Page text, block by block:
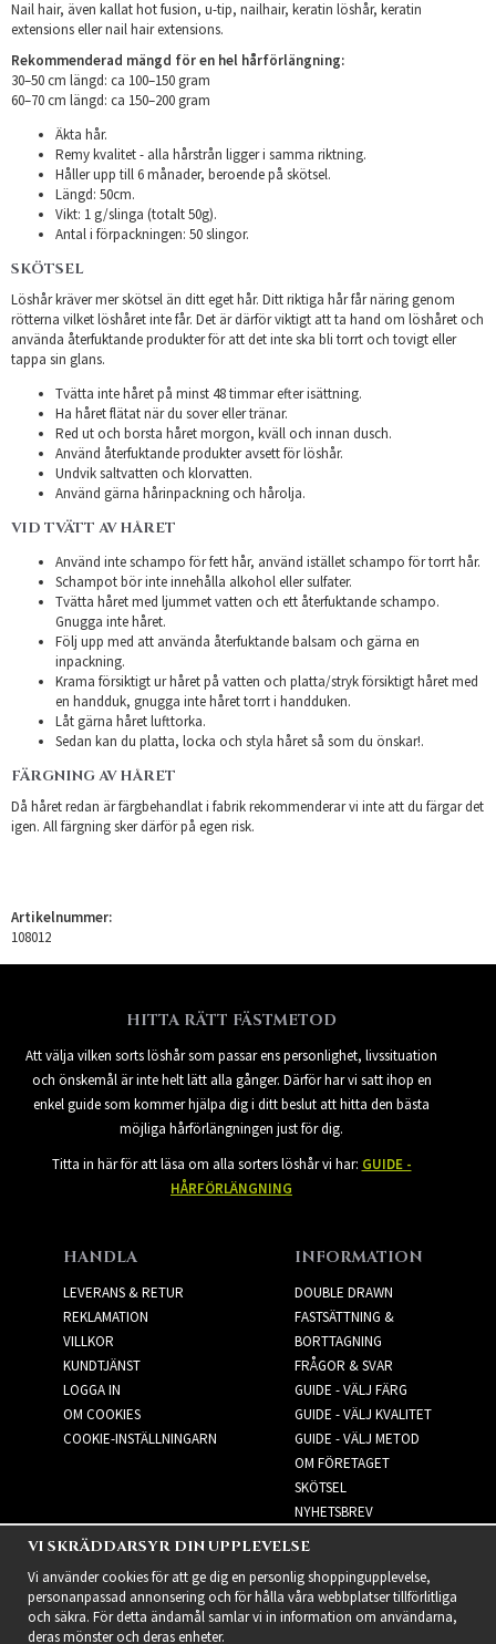
Nail hair, även kallat hot fusion, u-tip, nailhair, keratin löshår, keratin
extensions eller nail hair extensions.
Rekommenderad mängd för en hel hårförlängning:
30–50 cm längd: ca 100–150 gram
​60–70 cm längd: ca 150–200 gram
Äkta hår.
Remy kvalitet - alla hårstrån ligger i samma riktning.
Håller upp till 6 månader, beroende på skötsel.
Längd: 50cm.
Vikt: 1 g/slinga (totalt 50g).
Antal i förpackningen: 50 slingor.
SKÖTSEL
Löshår kräver mer skötsel än ditt eget hår. Ditt riktiga hår får näring genom
rötterna vilket löshåret inte får. Det är därför viktigt att ta hand om löshåret och
använda återfuktande produkter för att det inte ska bli torrt och tovigt eller
tappa sin glans.
Tvätta inte håret på minst 48 timmar efter isättning.
Ha håret flätat när du sover eller tränar.
Red ut och borsta håret morgon, kväll och innan dusch.
Använd återfuktande produkter avsett för löshår.
Undvik saltvatten och klorvatten.
Använd gärna hårinpackning och hårolja.
VID TVÄTT AV HÅRET
Använd inte schampo för fett hår, använd istället schampo för torrt hår.
Schampot bör inte innehålla alkohol eller sulfater.
Tvätta håret med ljummet vatten och ett återfuktande schampo.
Gnugga inte håret.
Följ upp med att använda återfuktande balsam och gärna en
inpackning.
Krama försiktigt ur håret på vatten och platta/stryk försiktigt håret med
en handduk, gnugga inte håret torrt i handduken.
Låt gärna håret lufttorka.
Sedan kan du platta, locka och styla håret så som du önskar!.
FÄRGNING AV HÅRET
Då håret redan är färgbehandlat i fabrik rekommenderar vi inte att du färgar det
igen. All färgning sker därför på egen risk.
Artikelnummer:
108012
HITTA RÄTT FÄSTMETOD
Att välja vilken sorts löshår som passar ens personlighet, livssituation
och önskemål är inte helt lätt alla gånger. Därför har vi satt ihop en
enkel guide som kommer hjälpa dig i ditt beslut att hitta den bästa
möjliga hårförlängningen just för dig.
Titta in här för att läsa om alla sorters löshår vi har: GUIDE -
HÅRFÖRLÄNGNING
HANDLA
LEVERANS & RETUR
REKLAMATION
VILLKOR
KUNDTJÄNST
LOGGA IN
OM COOKIES
COOKIE-INSTÄLLNINGARN
INFORMATION
DOUBLE DRAWN
FASTSÄTTNING &
BORTTAGNING
FRÅGOR & SVAR
GUIDE - VÄLJ FÄRG
GUIDE - VÄLJ KVALITET
GUIDE - VÄLJ METOD
OM FÖRETAGET
SKÖTSEL
NYHETSBREV
NYHETSBREV
VI SKRÄDDARSYR DIN UPPLEVELSE
Vi använder cookies för att ge dig en personlig shoppingupplevelse,
personanpassad annonsering och för hålla våra webbplatser tillförlitliga
och säkra. För detta ändamål samlar vi in information om användarna,
deras mönster och deras enheter.